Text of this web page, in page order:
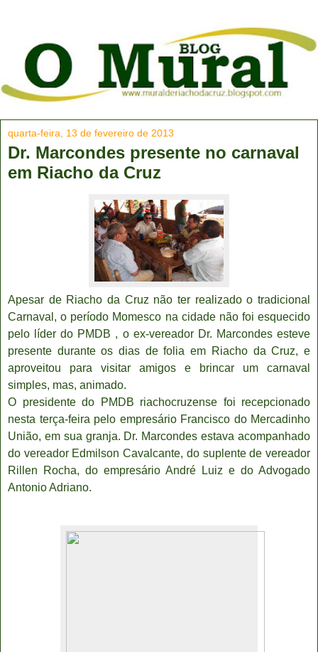
quarta-feira, 13 de fevereiro de 2013
Dr. Marcondes presente no carnaval
em Riacho da Cruz
Apesar de Riacho da Cruz não ter realizado o tradicional
Carnaval, o período Momesco na cidade não foi esquecido
pelo líder do PMDB , o ex-vereador Dr. Marcondes esteve
presente durante os dias de folia em Riacho da Cruz, e
aproveitou para visitar amigos e brincar um carnaval
simples, mas, animado.
O presidente do PMDB riachocruzense foi recepcionado
nesta terça-feira pelo empresário Francisco do Mercadinho
União, em sua granja. Dr. Marcondes estava acompanhado
do vereador Edmilson Cavalcante, do suplente de vereador
Rillen Rocha, do empresário André Luiz e do Advogado
Antonio Adriano.